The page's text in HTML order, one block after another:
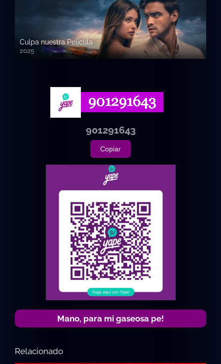
Culpa nuestra Pelicula
2025
720p HD
901291643
Copiar
Mano, para mi gaseosa pe!
Relacionado